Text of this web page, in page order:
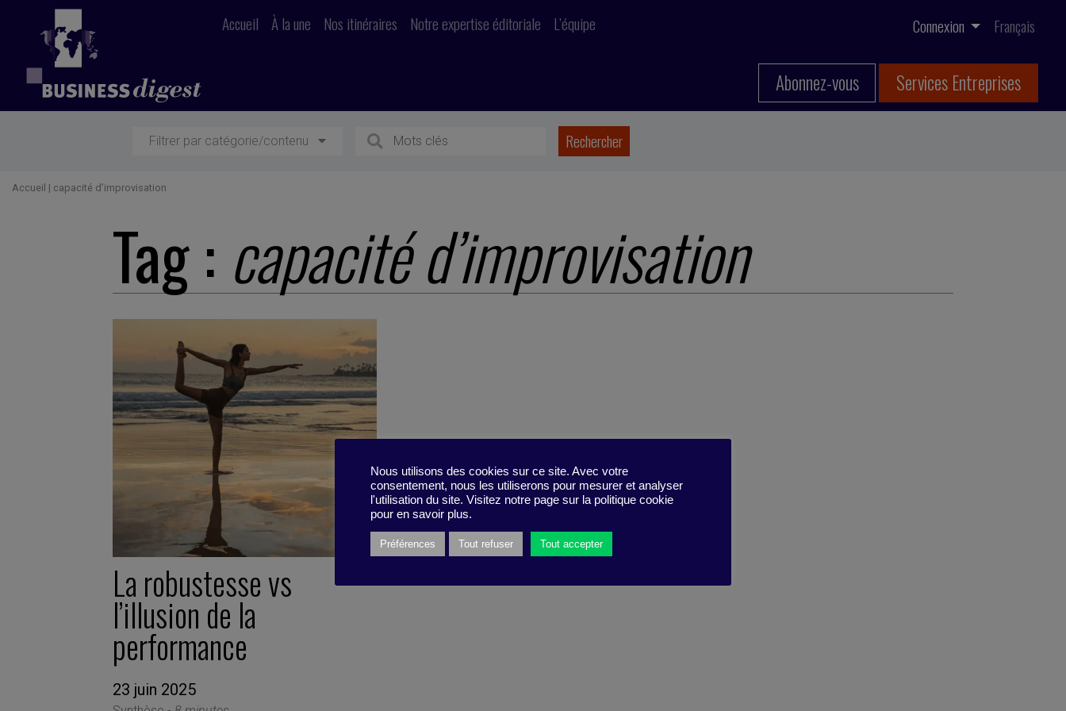
Accueil À la une Nos itinéraires Notre expertise éditoriale L’équipe Connexion Français
Abonnez-vous Services Entreprises
Filtrer par catégorie/contenu
Accueil | capacité d’improvisation
Tag : capacité d’improvisation
La robustesse vs
l’illusion de la
performance
23 juin 2025
Nous utilisons des cookies sur ce site. Avec votre
consentement, nous les utiliserons pour mesurer et analyser
l'utilisation du site. Visitez notre page sur la politique cookie
pour en savoir plus.
Préférences Tout refuser Tout accepter